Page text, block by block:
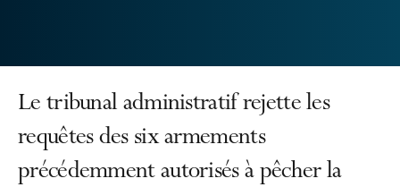
Le tribunal administratif rejette les
requêtes des six armements
précédemment autorisés à pêcher la